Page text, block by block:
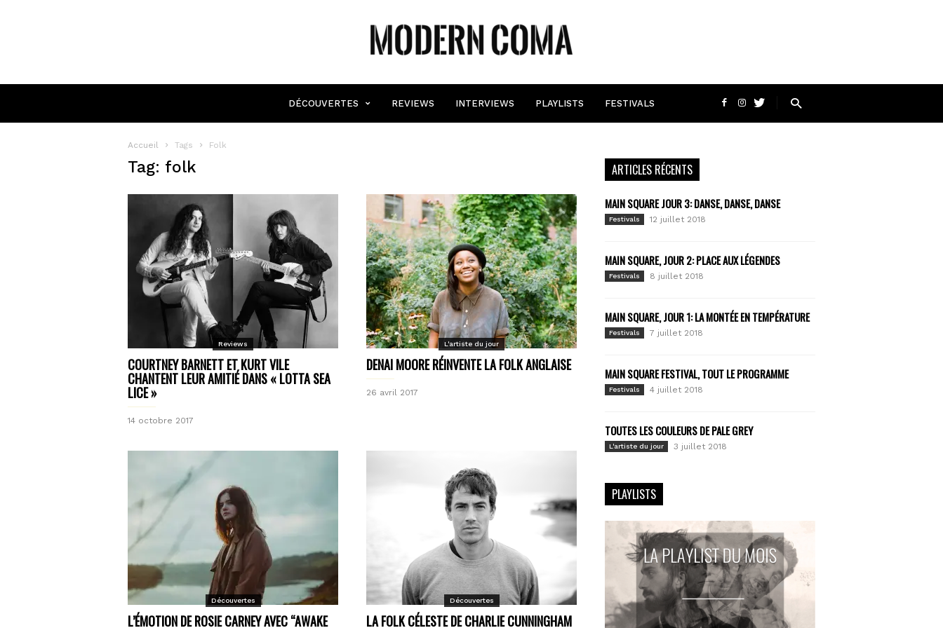
DÉCOUVERTES REVIEWS INTERVIEWS PLAYLISTS FESTIVALS
Accueil Tags Folk
Tag: folk
Reviews
COURTNEY BARNETT ET KURT VILE
CHANTENT LEUR AMITIÉ DANS « LOTTA SEA
LICE »
14 octobre 2017
L'artiste du jour
DENAI MOORE RÉINVENTE LA FOLK ANGLAISE
26 avril 2017
Découvertes
L’ÉMOTION DE ROSIE CARNEY AVEC “AWAKE
Découvertes
LA FOLK CÉLESTE DE CHARLIE CUNNINGHAM
ARTICLES RÉCENTS
MAIN SQUARE JOUR 3: DANSE, DANSE, DANSE
Festivals 12 juillet 2018
MAIN SQUARE, JOUR 2: PLACE AUX LÉGENDES
Festivals 8 juillet 2018
MAIN SQUARE, JOUR 1: LA MONTÉE EN TEMPÉRATURE
Festivals 7 juillet 2018
MAIN SQUARE FESTIVAL, TOUT LE PROGRAMME
Festivals 4 juillet 2018
TOUTES LES COULEURS DE PALE GREY
L'artiste du jour 3 juillet 2018
PLAYLISTS